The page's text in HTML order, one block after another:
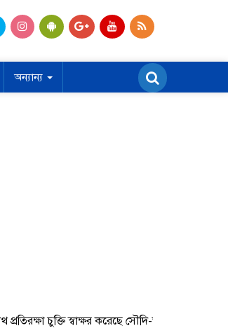
অন্যান্য
চুক্তি স্বাক্ষর করেছে সৌদি-তুরস্ক-পাকিস্তান